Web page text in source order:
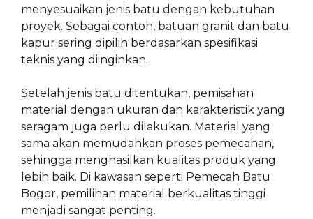
menyesuaikan jenis batu dengan kebutuhan
proyek. Sebagai contoh, batuan granit dan batu
kapur sering dipilih berdasarkan spesifikasi
teknis yang diinginkan.
Setelah jenis batu ditentukan, pemisahan
material dengan ukuran dan karakteristik yang
seragam juga perlu dilakukan. Material yang
sama akan memudahkan proses pemecahan,
sehingga menghasilkan kualitas produk yang
lebih baik. Di kawasan seperti Pemecah Batu
Bogor, pemilihan material berkualitas tinggi
menjadi sangat penting.